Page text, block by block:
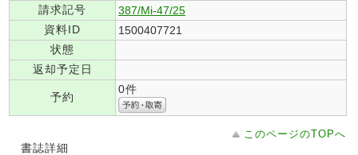
請求記号
387/Mi-47/25
資料ID
1500407721
状態
返却予定日
予約
0件
このページのTOPへ
書誌詳細